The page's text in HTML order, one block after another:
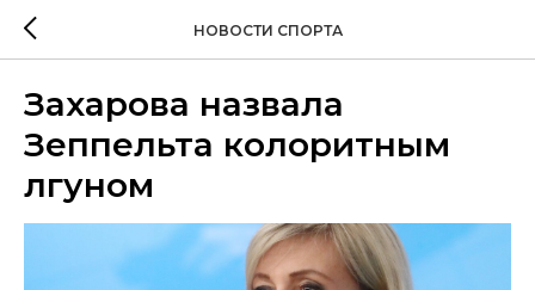
НОВОСТИ СПОРТА
Захарова назвала
Зеппельта колоритным
лгуном